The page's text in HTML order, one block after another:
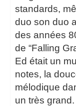
standards,
duo son duo
des années
de “Falling
Ed était un
notes, la
mélodique
un très grand.